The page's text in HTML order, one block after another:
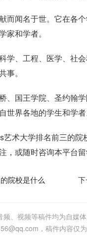
而闻名于世。它在各
家和学者。
学、工程、医学、社
。
、国王学院、圣约翰
世界各地的学生和学
术大学排名前三的
，或随时咨询本平台
院校是什么
、视频等稿件均为自媒